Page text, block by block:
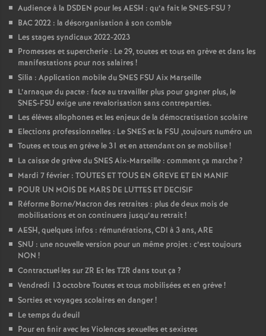
Audience à la DSDEN pour les AESH : qu’a fait le SNES-FSU ?
BAC 2022 : la désorganisation à son comble
Les stages syndicaux 2022-2023
Promesses et supercherie : Le 29, toutes et tous en grève et dans les
manifestations pour nos salaires !
Silia : Application mobile du SNES FSU Aix Marseille
L’arnaque du pacte : face au travailler plus pour gagner plus, le
SNES-FSU exige une revalorisation sans contreparties.
Les élèves allophones et les enjeux de la démocratisation scolaire
Elections professionnelles : Le SNES et la FSU ,toujours numéro un
Toutes et tous en grève le 31 et en attendant on se mobilise!
La caisse de grève du SNES Aix-Marseille : comment ça marche?
Mardi 7 février : TOUTES ET TOUS EN GREVE ET EN MANIF
POUR UN MOIS DE MARS DE LUTTES ET DECISIF
Réforme Borne/Macron des retraites : plus de deux mois de
mobilisations et on continuera jusqu’au retrait!
AESH, quelques infos : rémunérations, CDI à 3 ans, ARE
SNU : une nouvelle version pour un même projet : c’est toujours
NON !
Contractuel·les sur ZR Et les TZR dans tout ça ?
Vendredi 13 octobre Toutes et tous mobilisées et en grève!
Sorties et voyages scolaires en danger!
Le temps du deuil
Pour en finir avec les Violences sexuelles et sexistes